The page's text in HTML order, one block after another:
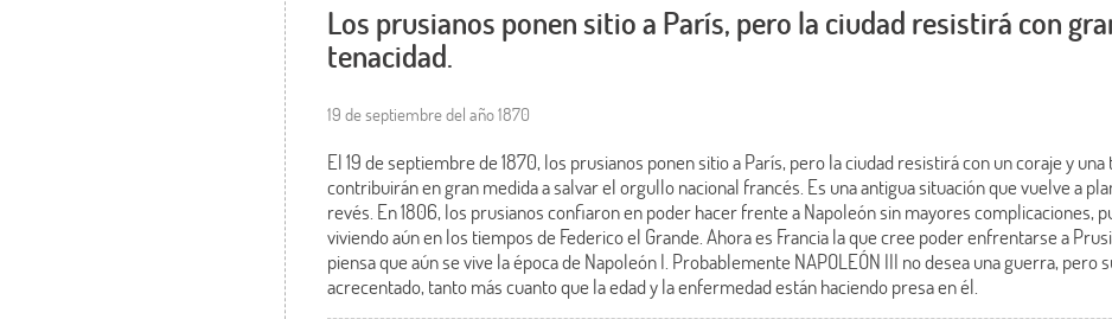
Los prusianos ponen sitio a París, pero la ciudad resistirá con
tenacidad.
19 de septiembre del año 1870
El 19 de septiembre de 1870, los prusianos ponen sitio a París, pero la ciudad resistirá con un coraje y
contribuirán en gran medida a salvar el orgullo nacional francés. Es una antigua situación que vuelve a
revés. En 1806, los prusianos confiaron en poder hacer frente a Napoleón sin mayores complicaciones,
viviendo aún en los tiempos de Federico el Grande. Ahora es Francia la que cree poder enfrentarse a
piensa que aún se vive la época de Napoleón I. Probablemente NAPOLEÓN III no desea una guerra, pero
acrecentado, tanto más cuanto que la edad y la enfermedad están haciendo presa en él.